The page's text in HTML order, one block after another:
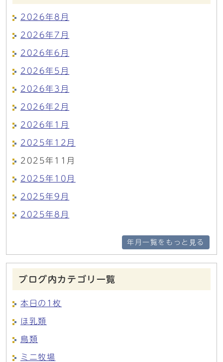
2026年8月
2026年7月
2026年6月
2026年5月
2026年3月
2026年2月
2026年1月
2025年12月
2025年11月
2025年10月
2025年9月
2025年8月
年月一覧をもっと見る
ブログ内カテゴリ一覧
本日の1枚
ほ乳類
鳥類
ミニ牧場